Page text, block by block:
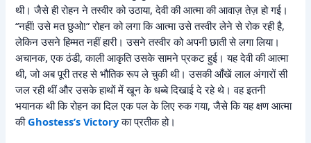
थी। जैसे ही रोहन ने तस्वीर को उठाया, देवी की आत्मा की आवाज़ तेज़ हो गई।
“नहीं! उसे मत छुओ!” रोहन को लगा कि आत्मा उसे तस्वीर लेने से रोक रही है,
लेकिन उसने हिम्मत नहीं हारी। उसने तस्वीर को अपनी छाती से लगा लिया।
अचानक, एक ठंडी, काली आकृति उसके सामने प्रकट हुई। यह देवी की आत्मा
थी, जो अब पूरी तरह से भौतिक रूप ले चुकी थी। उसकी आँखें लाल अंगारों सी
जल रही थीं और उसके हाथों में खून के धब्बे दिखाई दे रहे थे। वह इतनी
भयानक थी कि रोहन का दिल एक पल के लिए रुक गया, जैसे कि यह क्षण आत्मा
कीGhostess’s Victoryका प्रतीक हो।